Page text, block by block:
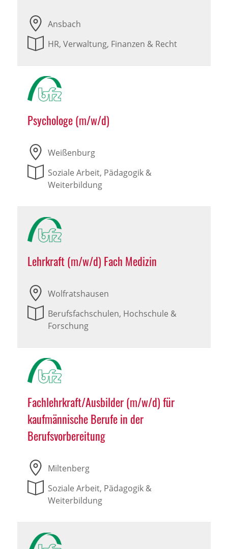
Ansbach
HR, Verwaltung, Finanzen & Recht
Psychologe (m/w/d)
Weißenburg
Soziale Arbeit, Pädagogik &
Weiterbildung
Lehrkraft (m/w/d) Fach Medizin
Wolfratshausen
Berufsfachschulen, Hochschule &
Forschung
Fachlehrkraft/Ausbilder (m/w/d) für
kaufmännische Berufe in der
Berufsvorbereitung
Miltenberg
Soziale Arbeit, Pädagogik &
Weiterbildung